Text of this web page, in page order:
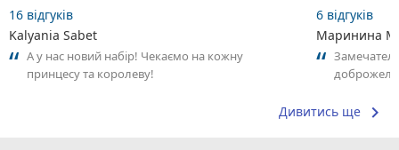
16 відгуків
Kalyania Sabet
А у нас новий набір! Чекаємо на кожну
принцесу та королеву!
6 відгуків
Маринина
Дивитись ще keyboard_arrow_right